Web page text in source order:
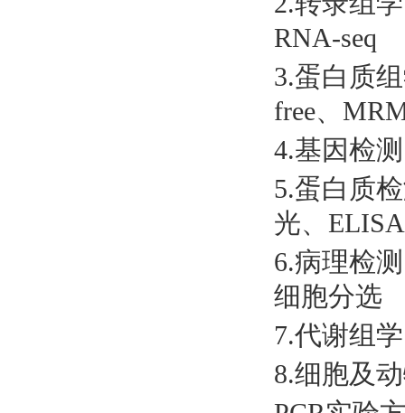
RNA-seq
3.蛋白质
free、
4.基因检
5.蛋白质
光、ELISA
6.病理检
细胞分选
7.代谢组
8.细胞及